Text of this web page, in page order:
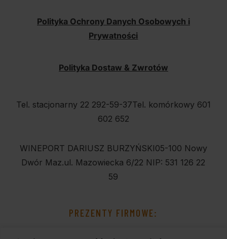
Polityka Ochrony Danych Osobowych i
Prywatności
Polityka Dostaw & Zwrotów
Tel. stacjonarny 22 292-59-37Tel. komórkowy 601
602 652
WINEPORT DARIUSZ BURZYŃSKI05-100 Nowy
Dwór Maz.ul. Mazowiecka 6/22 NIP: 531 126 22
59
PREZENTY FIRMOWE: